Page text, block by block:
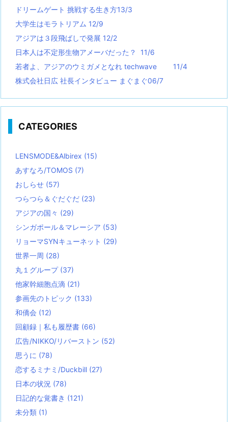
ドリームゲート 挑戦する生き方13/3
大学生はモラトリアム 12/9
アジアは３段飛ばしで発展 12/2
日本人は不定形生物アメーバだった？ 11/6
若者よ、アジアのウミガメとなれ techwave
11/4
株式会社日広 社長インタビュー まぐまぐ06/7
CATEGORIES
LENSMODE&Albirex (15)
あすなろ/TOMOS (7)
おしらせ (57)
つらつら＆ぐだぐだ (23)
アジアの国々 (29)
シンガポール＆マレーシア (53)
リョーマSYNキューネット (29)
世界一周 (28)
丸１グループ (37)
他家幹細胞点滴 (21)
参画先のトピック (133)
和僑会 (12)
回顧録｜私も履歴書 (66)
広告/NIKKO/リバーストン (52)
思うに (78)
恋するミナミ/Duckbill (27)
日本の状況 (78)
日記的な覚書き (121)
未分類 (1)